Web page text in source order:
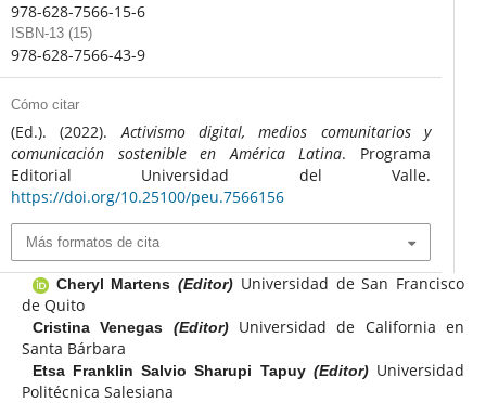
978-628-7566-15-6
ISBN-13 (15)
978-628-7566-43-9
Cómo citar
(Ed.). (2022).Activismo digital, medios comunitarios y
comunicación sostenible en América Latina. Programa
Editorial Universidad del Valle.
https://doi.org/10.25100/peu.7566156
Más formatos de cita
Cheryl Martens(Editor) Universidad de San Francisco
de Quito
Cristina Venegas (Editor)
Universidad de California en
Santa Bárbara
Etsa Franklin Salvio Sharupi Tapuy (Editor) Universidad
Politécnica Salesiana